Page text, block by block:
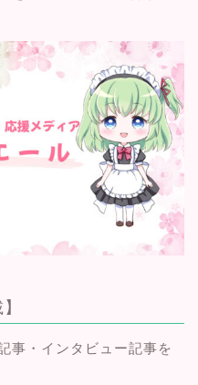
事・インタビュー記事を